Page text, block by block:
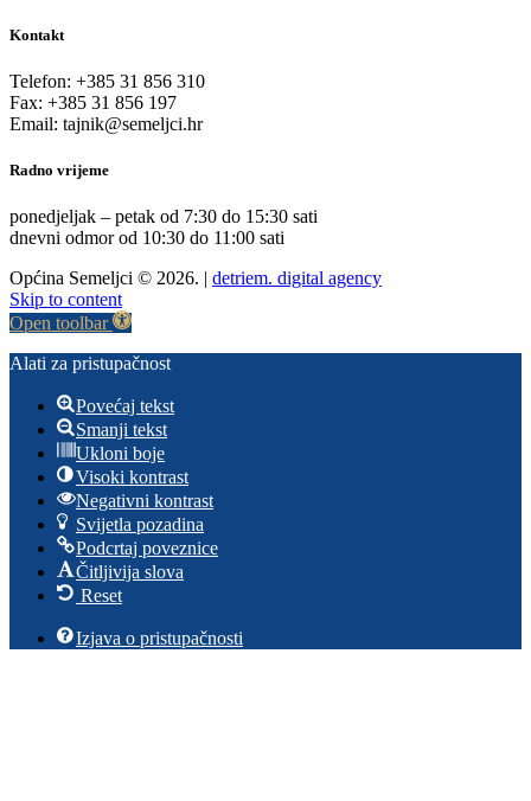
Kontakt
Telefon: +385 31 856 310
Fax: +385 31 856 197
Email: tajnik@semeljci.hr
Radno vrijeme
ponedjeljak – petak od 7:30 do 15:30 sati
dnevni odmor od 10:30 do 11:00 sati
Općina Semeljci © 2026. | detriem. digital agency
Skip to content
Open toolbar
Alati za pristupačnost
Povećaj tekst
Smanji tekst
Ukloni boje
Visoki kontrast
Negativni kontrast
Svijetla pozadina
Podcrtaj poveznice
Čitljivija slova
Reset
Izjava o pristupačnosti